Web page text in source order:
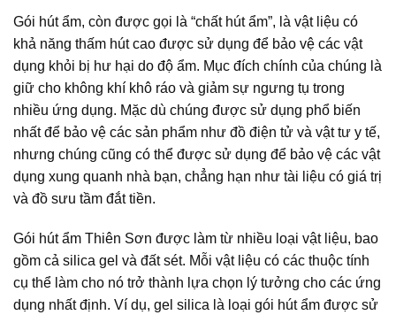
Gói hút ẩm, còn được gọi là “chất hút ẩm”, là vật liệu có
khả năng thấm hút cao được sử dụng để bảo vệ các vật
dụng khỏi bị hư hại do độ ẩm. Mục đích chính của chúng là
giữ cho không khí khô ráo và giảm sự ngưng tụ trong
nhiều ứng dụng. Mặc dù chúng được sử dụng phổ biến
nhất để bảo vệ các sản phẩm như đồ điện tử và vật tư y tế,
nhưng chúng cũng có thể được sử dụng để bảo vệ các vật
dụng xung quanh nhà bạn, chẳng hạn như tài liệu có giá trị
và đồ sưu tầm đắt tiền.
Gói hút ẩm Thiên Sơn được làm từ nhiều loại vật liệu, bao
gồm cả silica gel và đất sét. Mỗi vật liệu có các thuộc tính
cụ thể làm cho nó trở thành lựa chọn lý tưởng cho các ứng
dụng nhất định. Ví dụ, gel silica là loại gói hút ẩm được sử